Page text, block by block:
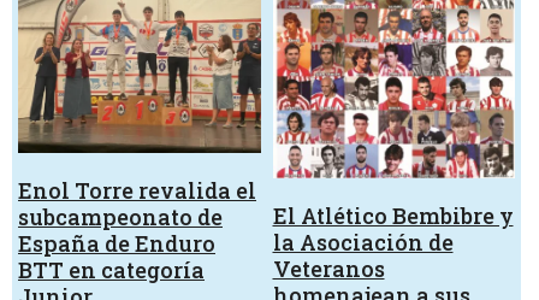
Enol Torre revalida el
subcampeonato de
España de Enduro
BTT en categoría
El Atlético Bembibre y
la Asociación de
Veteranos